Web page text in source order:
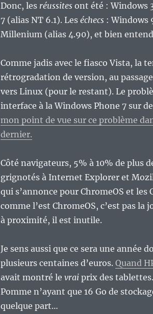
Donc, les réussitesont été : Windows
7 (alias NT 6.1). Les échecs: Windows
Millenium (alias 4.90), et bien
Comme jadis avec le fiasco Vista, la
rétrogradation de version, au
vers Linux (pour le restant). Le
interface à la Windows Phone 7 sur
mon point de vue sur ce problème
dernier.
Côté navigateurs, 5% à 10% de plus
grignotés à Internet Explorer et
qui s’annonce pour ChromeOS et les
comme l’est ChromeOS, c’est pas
à proximité, il est inutile.
Je sens aussi que ce sera une année
plusieurs centaines d’euros. Quand
avait montré le vraiprix des
Pomme n’ayant que 16 Go de
quelque part…